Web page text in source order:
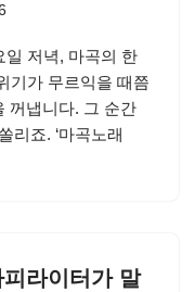
일 저녁, 마곡의 한
기가 무르익을 때쯤
꺼냅니다. 그 순간
리죠. ‘마곡노래
라이터가 말